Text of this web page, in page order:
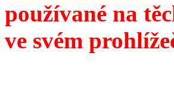
používané na
ve svém